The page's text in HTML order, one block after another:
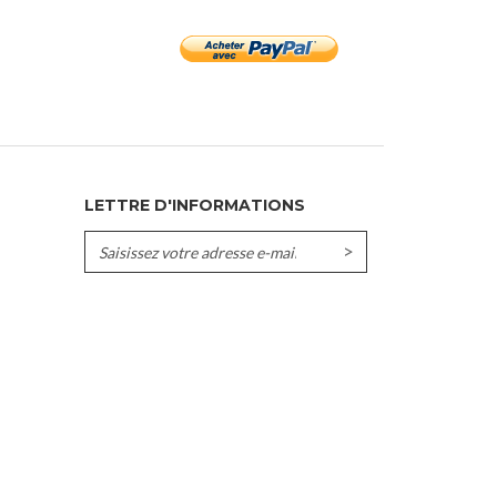
LETTRE D'INFORMATIONS